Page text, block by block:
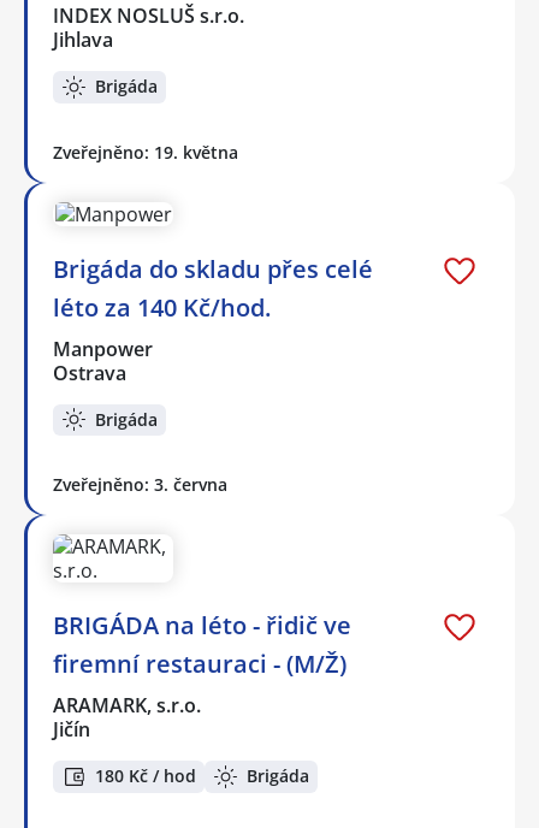
INDEX NOSLUŠ s.r.o.
Jihlava
Brigáda
Zveřejněno: 19. května
Brigáda do skladu přes celé
léto za 140 Kč/hod.
Manpower
Ostrava
Brigáda
Zveřejněno: 3. června
BRIGÁDA na léto - řidič ve
firemní restauraci - (M/Ž)
ARAMARK, s.r.o.
Jičín
180 Kč / hod Brigáda